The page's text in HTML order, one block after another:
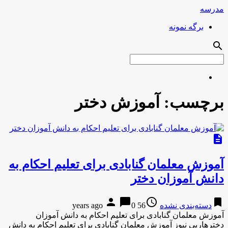
مدرسه
برگه نمونه
search
برچسب: آموزش دختر
description
آموزش معلمان گنابادی برای تعلیم احکام به
دانش آموزان دختر
bookmark دسته‌بندی نشده access_time
56 years ago
person chat_bubble0
آموزش معلمان گنابادی برای تعلیم احکام به دانش آموزان
دخترهارپی نیوز آموزش معلمان گنابادی برای تعلیم احکام به دانش